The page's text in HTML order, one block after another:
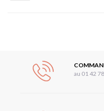
au 01 42